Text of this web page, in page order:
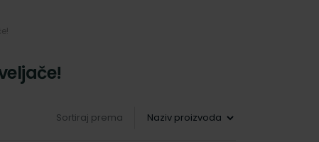
Sortiraj prema